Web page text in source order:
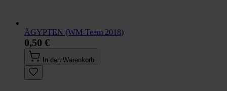
ÄGYPTEN (WM-Team 2018)
0,50 €
In den Warenkorb